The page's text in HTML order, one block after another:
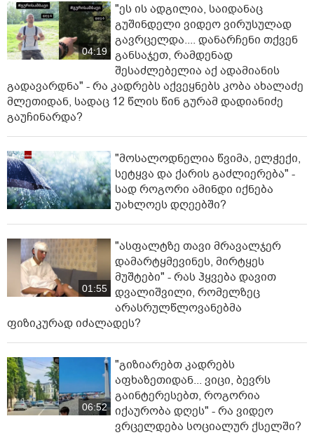
04:19
"ეს ის ადგილია, საიდანაც
გუშინდელი ვიდეო ვირუსულად
გავრცელდა.... დანარჩენი თქვენ
განსაჯეთ, რამდენად
შესაძლებელია აქ ადამიანის
გადავარდნა" - რა კადრებს აქვეყნებს კობა ახალაძე
მლეთიდან, სადაც 12 წლის წინ გურამ დადიანიძე
გაუჩინარდა?
"მოსალოდნელია წვიმა, ელჭექი,
სეტყვა და ქარის გაძლიერება" -
სად როგორი ამინდი იქნება
უახლოეს დღეებში?
01:55
"ასფალტზე თავი მრავალჯერ
დამარტყმევინეს, მირტყეს
მუშტები" - რას ჰყვება დავით
დვალიშვილი, რომელზეც
არასრულწლოვანებმა
ფიზიკურად იძალადეს?
06:52
"გიზიარებთ კადრებს
აფხაზეთიდან... ვიცი, ბევრს
გაინტერესებთ, როგორია
იქაურობა დღეს" - რა ვიდეო
ვრცელდება სოციალურ ქსელში?